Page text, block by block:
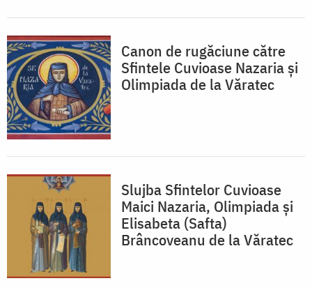
Canon de rugăciune către
Sfintele Cuvioase Nazaria și
Olimpiada de la Văratec
Slujba Sfintelor Cuvioase
Maici Nazaria, Olimpiada și
Elisabeta (Safta)
Brâncoveanu de la Văratec